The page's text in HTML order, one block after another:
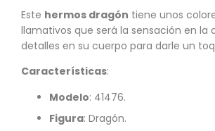
Este hermos dragón tiene unos
llamativos que será la sensación en la
detalles en su cuerpo para darle un
Características:
Modelo: 41476.
Figura: Dragón.